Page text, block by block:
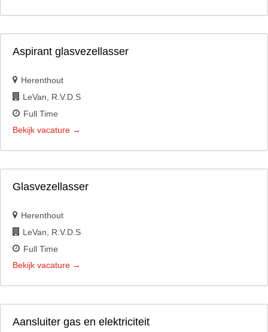
Aspirant glasvezellasser
Herenthout
LeVan
R.V.D.S
Full Time
Bekijk vacature
Glasvezellasser
Herenthout
LeVan
R.V.D.S
Full Time
Bekijk vacature
Aansluiter gas en elektriciteit